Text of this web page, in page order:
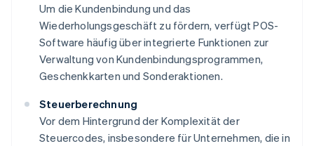
Um die Kundenbindung und das
Wiederholungsgeschäft zu fördern, verfügt POS-
Software häufig über integrierte Funktionen zur
Verwaltung von Kundenbindungsprogrammen,
Geschenkkarten und Sonderaktionen.
Steuerberechnung
Vor dem Hintergrund der Komplexität der
Steuercodes, insbesondere für Unternehmen, die in